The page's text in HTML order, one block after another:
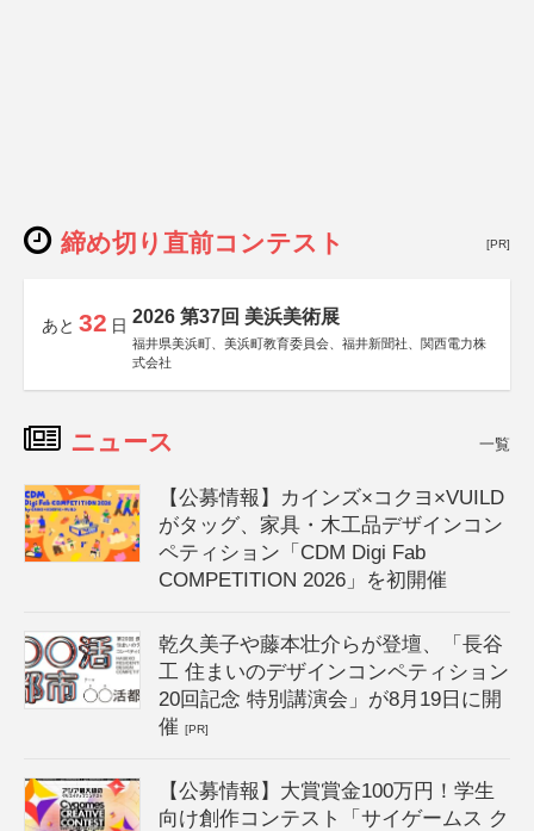
締め切り直前コンテスト [PR]
あと 32 日 2026 第37回 美浜美術展
福井県美浜町、美浜町教育委員会、福井新聞社、関西電力株
式会社
ニュース 一覧
【公募情報】カインズ×コクヨ×VUILD
がタッグ、家具・木工品デザインコン
ペティション「CDM Digi Fab
COMPETITION 2026」を初開催
乾久美子や藤本壮介らが登壇、「長谷
工 住まいのデザインコンペティション
20回記念 特別講演会」が8月19日に開
催[PR]
【公募情報】大賞賞金100万円！学生
向け創作コンテスト「サイゲームス ク